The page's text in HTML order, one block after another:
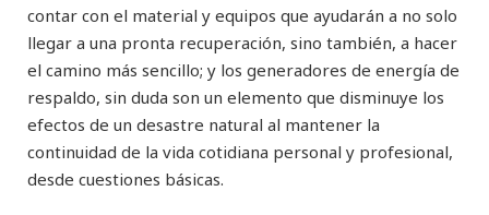
contar con el material y equipos que ayudarán a no solo
llegar a una pronta recuperación, sino también, a hacer
el camino más sencillo; y los generadores de energía de
respaldo, sin duda son un elemento que disminuye los
efectos de un desastre natural al mantener la
continuidad de la vida cotidiana personal y profesional,
desde cuestiones básicas.